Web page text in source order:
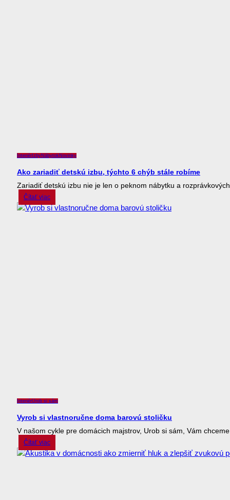
Interiér IzbyNábytokNovinky
Ako zariadiť detskú izbu, týchto 6 chýb stále robíme
Zariadiť detskú izbu nie je len o peknom nábytku a
Čítať viac
InteriérUrob si sám
Vyrob si vlastnoručne doma barovú stoličku
V našom cykle pre domácich majstrov, Urob si sám, Vám
Čítať viac